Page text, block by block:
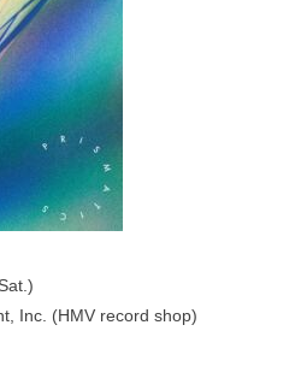
Inc. (HMV record shop)